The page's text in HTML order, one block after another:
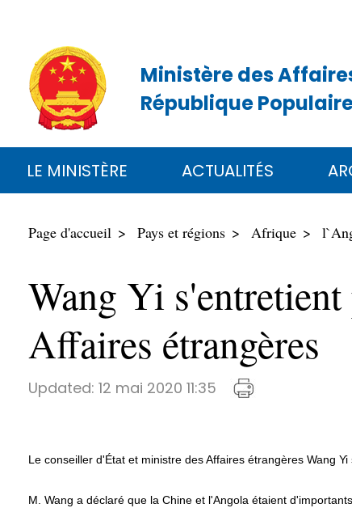
Ministère des
République
LE MINISTÈRE ACTUALITÉS
Page d'accueil Pays et régions Afrique
Wang Yi
Affaires étrangères
Updated: 12 mai 2020 11:35
Le conseiller d'État et ministre des Affaires étrangères Wang
M. Wang a déclaré que la Chine et l'Angola étaient